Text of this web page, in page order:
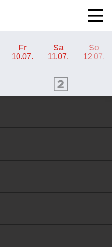
Fr
10.07.
Sa
11.07.
So
12.07.
ORF 2 Programm